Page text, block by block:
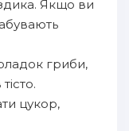
Якщо ви
гриби,
цукор,